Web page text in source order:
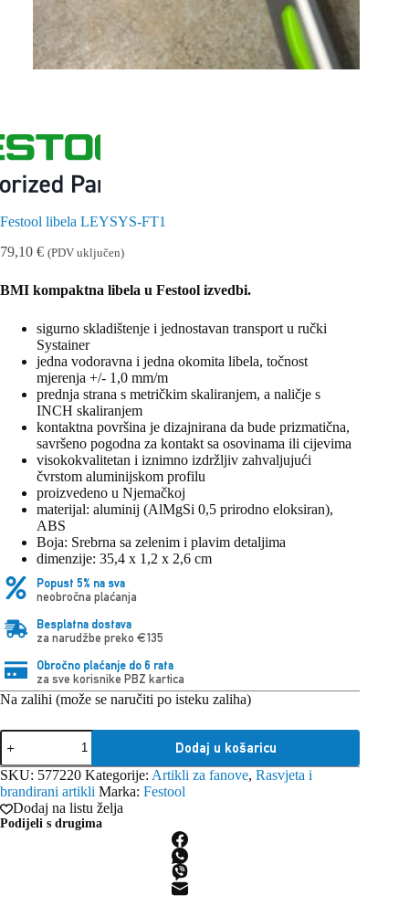
Festool libela LEYSYS-FT1
79,10 € (PDV uključen)
BMI kompaktna libela u Festool izvedbi.
sigurno skladištenje i jednostavan transport u ručki
Systainer
jedna vodoravna i jedna okomita libela, točnost
mjerenja +/- 1,0 mm/m
prednja strana s metričkim skaliranjem, a naličje s
INCH skaliranjem
kontaktna površina je dizajnirana da bude prizmatična,
savršeno pogodna za kontakt sa osovinama ili cijevima
visokokvalitetan i iznimno izdržljiv zahvaljujući
čvrstom aluminijskom profilu
proizvedeno u Njemačkoj
materijal: aluminij (AlMgSi 0,5 prirodno eloksiran),
ABS
Boja: Srebrna sa zelenim i plavim detaljima
dimenzije: 35,4 x 1,2 x 2,6 cm
Popust 5% na sva
neobročna plaćanja
Besplatna dostava
za narudžbe preko €135
Obročno plaćanje do 6 rata
za sve korisnike PBZ kartica
Na zalihi (može se naručiti po isteku zaliha)
Festool
libela
LEYSYS-
FT1
količina
Dodaj u košaricu
SKU: 577220 Kategorije: Artikli za fanove, Rasvjeta i
brandirani artikli Marka: Festool
Dodaj na listu želja
Podijeli s drugima